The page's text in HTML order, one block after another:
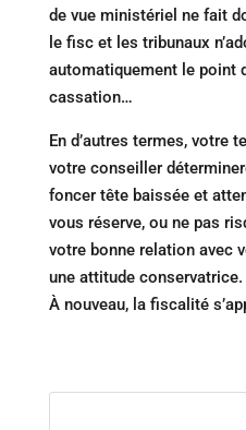
de vue ministériel ne fait
le fisc et les tribunaux
automatiquement le point
cassation…
En d’autres termes, votre
votre conseiller
foncer tête baissée et
vous réserve, ou ne pas
votre bonne relation avec
une attitude conservatrice.
À nouveau, la fiscalité